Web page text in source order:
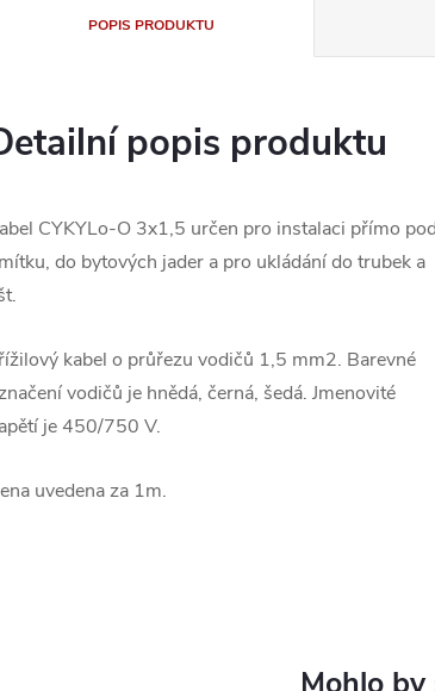
POPIS PRODUKTU
popis produktu
CYKYLo-O 3x1,5 určen pro instalaci přímo pod
do bytových jader a pro ukládání do trubek a
kabel o průřezu vodičů 1,5 mm2. Barevné
vodičů je hnědá, černá, šedá. Jmenovité
je 450/750 V.
uvedena za 1m.